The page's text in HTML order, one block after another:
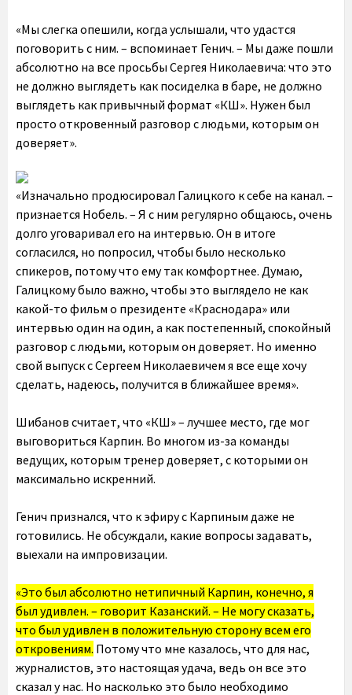
«Мы слегка опешили, когда услышали, что удастся
поговорить с ним. – вспоминает Генич. – Мы даже пошли
абсолютно на все просьбы Сергея Николаевича: что это
не должно выглядеть как посиделка в баре, не должно
выглядеть как привычный формат «КШ». Нужен был
просто откровенный разговор с людьми, которым он
доверяет».
«Изначально продюсировал Галицкого к себе на канал. –
признается Нобель. – Я с ним регулярно общаюсь, очень
долго уговаривал его на интервью. Он в итоге
согласился, но попросил, чтобы было несколько
спикеров, потому что ему так комфортнее. Думаю,
Галицкому было важно, чтобы это выглядело не как
какой-то фильм о президенте «Краснодара» или
интервью один на один, а как постепенный, спокойный
разговор с людьми, которым он доверяет. Но именно
свой выпуск с Сергеем Николаевичем я все еще хочу
сделать, надеюсь, получится в ближайшее время».
Шибанов считает, что «КШ» – лучшее место, где мог
выговориться Карпин. Во многом из-за команды
ведущих, которым тренер доверяет, с которыми он
максимально искренний.
Генич признался, что к эфиру с Карпиным даже не
готовились. Не обсуждали, какие вопросы задавать,
выехали на импровизации.
«Это был абсолютно нетипичный Карпин, конечно, я
был удивлен. – говорит Казанский. – Не могу сказать,
что был удивлен в положительную сторону всем его
откровениям. Потому что мне казалось, что для нас,
журналистов, это настоящая удача, ведь он все это
сказал у нас. Но насколько это было необходимо